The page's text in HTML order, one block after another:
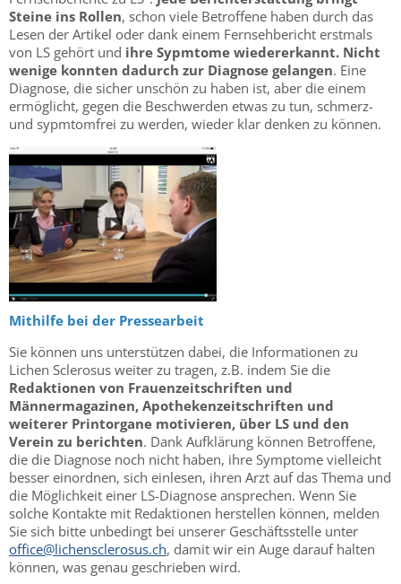
Steine ins Rollen, schon viele Betroffene haben durch das
Lesen der Artikel oder dank einem Fernsehbericht erstmals
von LS gehört und ihre Sypmtome wiedererkannt. Nicht
wenige konnten dadurch zur Diagnose gelangen. Eine
Diagnose, die sicher unschön zu haben ist, aber die einem
ermöglicht, gegen die Beschwerden etwas zu tun, schmerz-
und sypmtomfrei zu werden, wieder klar denken zu können.
Mithilfe bei der Pressearbeit
Sie können uns unterstützen dabei, die Informationen zu
Lichen Sclerosus weiter zu tragen, z.B. indem Sie die
Redaktionen von Frauenzeitschriften und
Männermagazinen, Apothekenzeitschriften und
weiterer Printorgane motivieren, über LS und den
Verein zu berichten. Dank Aufklärung können Betroffene,
die die Diagnose noch nicht haben, ihre Symptome vielleicht
besser einordnen, sich einlesen, ihren Arzt auf das Thema und
die Möglichkeit einer LS-Diagnose ansprechen. Wenn Sie
solche Kontakte mit Redaktionen herstellen können, melden
Sie sich bitte unbedingt bei unserer Geschäftsstelle unter
office@lichensclerosus.ch, damit wir ein Auge darauf halten
können, was genau geschrieben wird.